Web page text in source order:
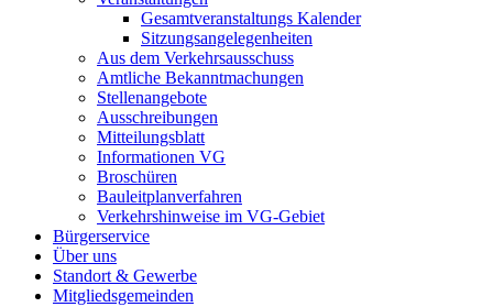
Gesamtveranstaltungs Kalender
Sitzungsangelegenheiten
Aus dem Verkehrsausschuss
Amtliche Bekanntmachungen
Stellenangebote
Ausschreibungen
Mitteilungsblatt
Informationen VG
Broschüren
Bauleitplanverfahren
Verkehrshinweise im VG-Gebiet
Bürgerservice
Über uns
Standort & Gewerbe
Mitgliedsgemeinden